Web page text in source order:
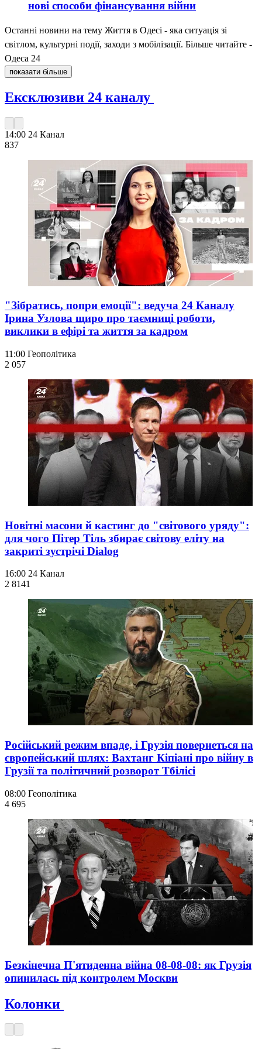
нові способи фінансування війни
Останні новини на тему Життя в Одесі - яка ситуація зі
світлом, культурні події, заходи з мобілізації. Більше читайте -
Одеса 24
показати більше
Ексклюзиви 24 каналу
14:00 24 Канал
837
"Зібратись, попри емоції": ведуча 24 Каналу
Ірина Узлова щиро про таємниці роботи,
виклики в ефірі та життя за кадром
11:00 Геополітика
2 057
Новітні масони й кастинг до "світового уряду":
для чого Пітер Тіль збирає світову еліту на
закриті зустрічі Dialog
16:00 24 Канал
2 8141
Російський режим впаде, і Грузія повернеться на
європейський шлях: Вахтанг Кіпіані про війну в
Грузії та політичний розворот Тбілісі
08:00 Геополітика
4 695
Безкінечна П'ятиденна війна 08-08-08: як Грузія
опинилась під контролем Москви
Колонки